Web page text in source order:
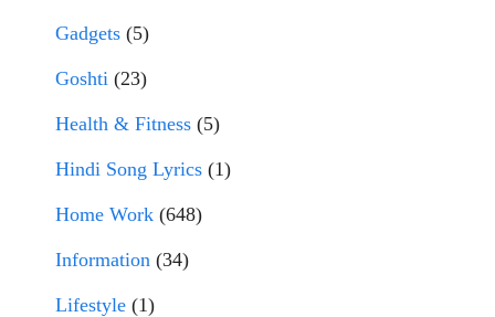
Gadgets (5)
Goshti (23)
Health & Fitness (5)
Hindi Song Lyrics (1)
Home Work (648)
Information (34)
Lifestyle (1)